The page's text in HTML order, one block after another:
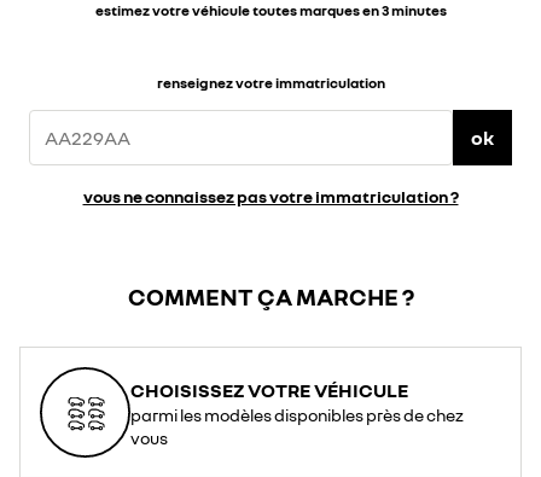
estimez votre véhicule toutes marques en 3 minutes
renseignez votre immatriculation
ok
vous ne connaissez pas votre immatriculation ?
COMMENT ÇA MARCHE ?
CHOISISSEZ VOTRE VÉHICULE
parmi les modèles disponibles près de chez
vous